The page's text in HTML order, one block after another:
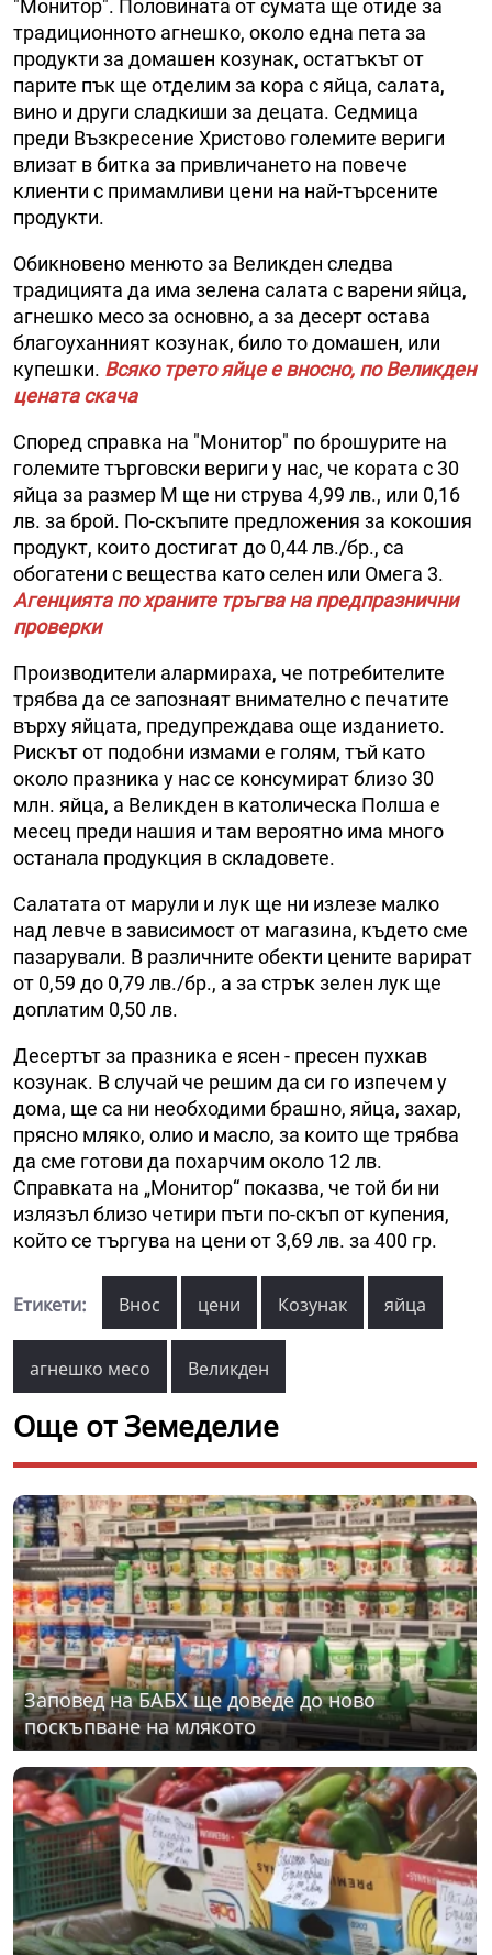
"Монитор". Половината от сумата ще отиде за
традиционното агнешко, около една пета за
продукти за домашен козунак, остатъкът от
парите пък ще отделим за кора с яйца, салата,
вино и други сладкиши за децата. Седмица
преди Възкресение Христово големите вериги
влизат в битка за привличането на повече
клиенти с примамливи цени на най-търсените
продукти.
Обикновено менюто за Великден следва
традицията да има зелена салата с варени яйца,
агнешко месо за основно, а за десерт остава
благоуханният козунак, било то домашен, или
купешки. Всяко трето яйце е вносно, по Великден
цената скача
Според справка на "Монитор" по брошурите на
големите търговски вериги у нас, че кората с 30
яйца за размер M ще ни струва 4,99 лв., или 0,16
лв. за брой. По-скъпите предложения за кокошия
продукт, които достигат до 0,44 лв./бр., са
обогатени с вещества като селен или Омега 3.
Агенцията по храните тръгва на предпразнични
проверки
Производители алармираха, че потребителите
трябва да се запознаят внимателно с печатите
върху яйцата, предупреждава още изданието.
Рискът от подобни измами е голям, тъй като
около празника у нас се консумират близо 30
млн. яйца, а Великден в католическа Полша е
месец преди нашия и там вероятно има много
останала продукция в складовете.
Салатата от марули и лук ще ни излезе малко
над левче в зависимост от магазина, където сме
пазарували. В различните обекти цените варират
от 0,59 до 0,79 лв./бр., а за стрък зелен лук ще
доплатим 0,50 лв.
Десертът за празника е ясен - пресен пухкав
козунак. В случай че решим да си го изпечем у
дома, ще са ни необходими брашно, яйца, захар,
прясно мляко, олио и масло, за които ще трябва
да сме готови да похарчим около 12 лв.
Справката на „Монитор“ показва, че той би ни
излязъл близо четири пъти по-скъп от купения,
който се търгува на цени от 3,69 лв. за 400 гр.
Етикети: Внос цени Козунак яйца
агнешко месо Великден
Още от Земеделие
Заповед на БАБХ ще доведе до ново
поскъпване на млякото